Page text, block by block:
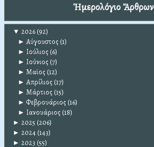
Ἡμερολόγιο Ἄρθρων
▼ 2026(92)
► Αύγουστος (1)
► Ιούλιος (6)
► Ιούνιος (7)
► Μαϊος (12)
► Απρίλιος (17)
► Μάρτιος (15)
► Φεβρουάριος (16)
► Ιανουάριος (18)
► 2025 (206)
► 2024(143)
► 2023 (55)